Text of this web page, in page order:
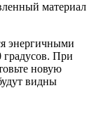
материал
энергичными
градусов. При
новую
видны